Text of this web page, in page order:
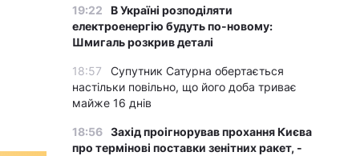
19:22
В Україні розподіляти
електроенергію будуть по-новому:
Шмигаль розкрив деталі
18:57
Супутник Сатурна обертається
настільки повільно, що його доба триває
майже 16 днів
18:56 Захід проігнорував прохання Києва
про термінові поставки зенітних ракет, -